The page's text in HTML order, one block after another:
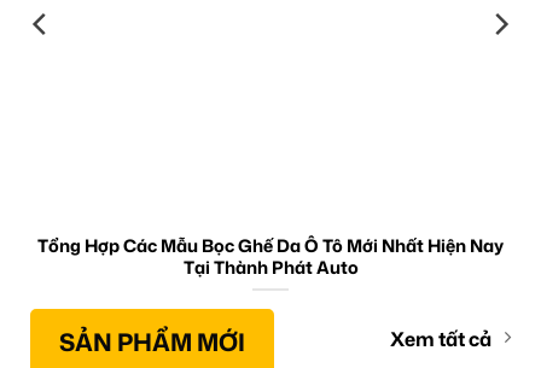
Tổng Hợp Các Mẫu Bọc Ghế Da Ô Tô Mới Nhất Hiện Nay
Tại Thành Phát Auto
SẢN PHẨM MỚI Xem tất cả